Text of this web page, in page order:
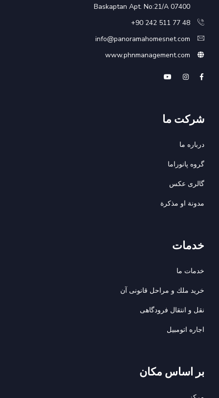
Baskaptan Apt. No:21/A 07400
48 77 511 242 90+
info@panoramahomesnet.com
www.phnmanagement.com
شرکت ما
درباره ما
گروه پانوراما
گالری عکس
مدونة او مذكرة
خدمات
خدمات ما
خريد ملك و مراحل قانونى آن
نقل و انتقال فرودگاهی
اجاره اتومبيل
بر اساس مکان